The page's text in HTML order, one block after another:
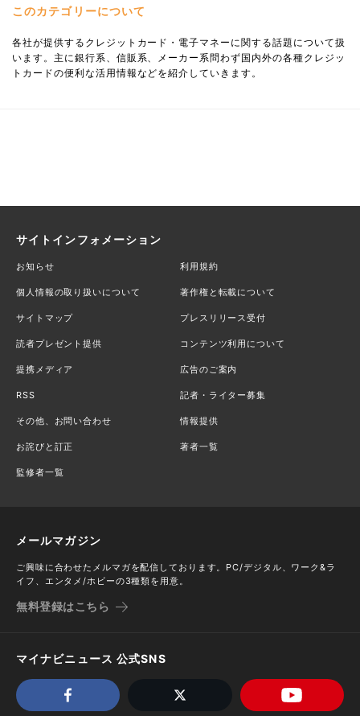
このカテゴリーについて
各社が提供するクレジットカード・電子マネーに関する話題について扱
います。主に銀行系、信販系、メーカー系問わず国内外の各種クレジッ
トカードの便利な活用情報などを紹介していきます。
サイトインフォメーション
お知らせ 利用規約
個人情報の取り扱いについて 著作権と転載について
サイトマップ プレスリリース受付
読者プレゼント提供 コンテンツ利用について
提携メディア 広告のご案内
RSS 記者・ライター募集
その他、お問い合わせ 情報提供
お詫びと訂正 著者一覧
監修者一覧
メールマガジン
ご興味に合わせたメルマガを配信しております。PC/デジタル、ワーク&ラ
イフ、エンタメ/ホビーの3種類を用意。
無料登録はこちら
マイナビニュース 公式SNS